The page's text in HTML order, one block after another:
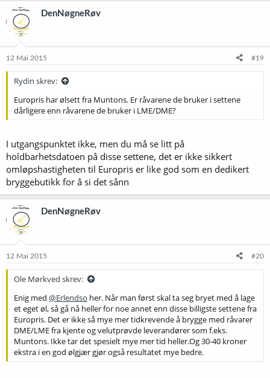
DenNøgneRøv
12 Mai 2015 #19
Rydin skrev:
Europris har ølsett fra Muntons. Er råvarene de bruker i settene
dårligere enn råvarene de bruker i LME/DME?
I utgangspunktet ikke, men du må se litt på
holdbarhetsdatoen på disse settene, det er ikke sikkert
omløpshastigheten til Europris er like god som en dedikert
bryggebutikk for å si det sånn
DenNøgneRøv
12 Mai 2015 #20
Ole Mørkved skrev:
Enig med @Erlendso her. Når man først skal ta seg bryet med å lage
et eget øl, så gå nå heller for noe annet enn disse billigste settene fra
Europris. Det er ikke så mye mer tidkrevende å brygge med råvarer
DME/LME fra kjente og velutprøvde leverandører som f.eks.
Muntons. Ikke tar det spesielt mye mer tid heller.Og 30-40 kroner
ekstra i en god ølgjær gjør også resultatet mye bedre.